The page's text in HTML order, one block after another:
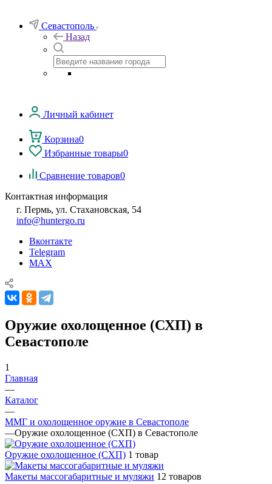
Севастополь
Назад
Личный кабинет
Корзина0
Избранные товары0
Сравнение товаров0
Контактная информация
г. Пермь, ул. Стахановская, 54
info@huntergo.ru
Вконтакте
Telegram
MAX
Оружие охолощенное (СХП) в
Севастополе
1
Главная
—
Каталог
—
ММГ и охолощенное оружие в Севастополе
—Оружие охолощенное (СХП) в Севастополе
Оружие охолощенное (СХП) 1 товар
Макеты массогабаритные и муляжи 12 товаров